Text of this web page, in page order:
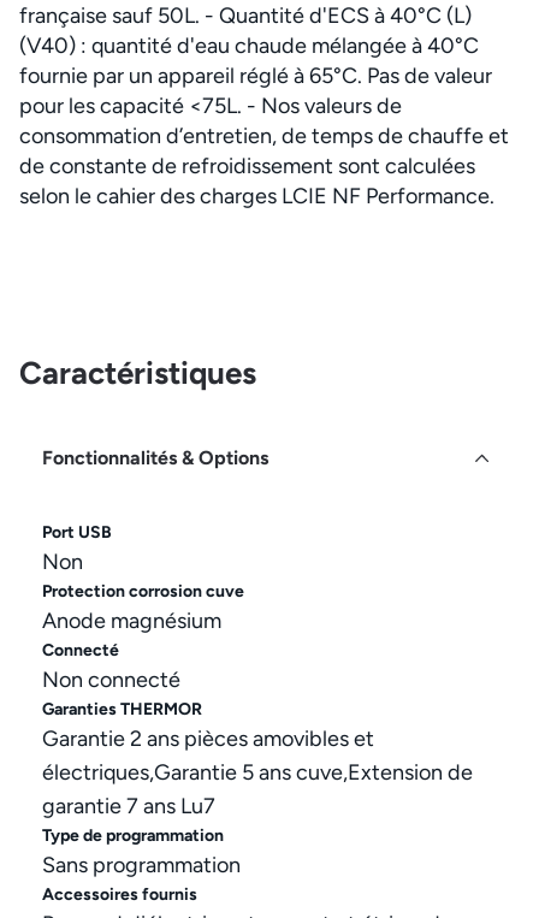
française sauf 50L. - Quantité d'ECS à 40°C (L)
(V40) : quantité d'eau chaude mélangée à 40°C
fournie par un appareil réglé à 65°C. Pas de valeur
pour les capacité <75L. - Nos valeurs de
consommation d’entretien, de temps de chauffe et
de constante de refroidissement sont calculées
selon le cahier des charges LCIE NF Performance.
Caractéristiques
Fonctionnalités & Options
Port USB
Non
Protection corrosion cuve
Anode magnésium
Connecté
Non connecté
Garanties THERMOR
Garantie 2 ans pièces amovibles et
électriques,Garantie 5 ans cuve,Extension de
garantie 7 ans Lu7
Type de programmation
Sans programmation
Accessoires fournis